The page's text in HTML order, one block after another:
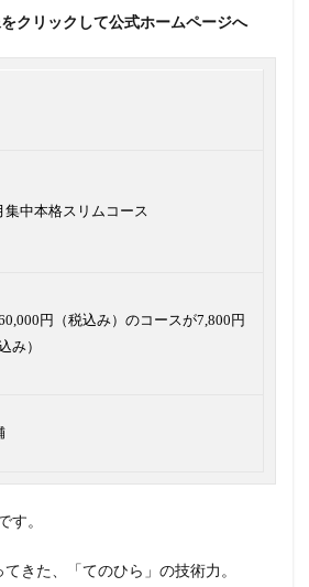
クリックして公式ホームページへ
集中本格スリムコース
円（税込み）のコースが7,800円
み）
す。
きた、「てのひら」の技術力。